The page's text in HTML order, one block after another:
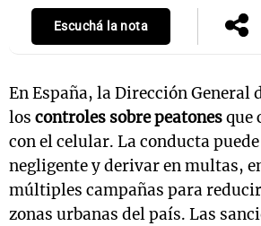
Escuchá la nota
En España, la Dirección General
los controles sobre peatonesque
con el celular. La conducta
negligente y derivar en multas,
múltiples campañas para
zonas urbanas del país. Las